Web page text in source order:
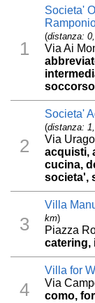
1
Societa'
(distanza:
Via Ai
2
Societa'
(distanza:
Via
acquisti,
cucina,
societa',
3
Villa
km)
Piazza
catering,
4
Villa for
Via
como,